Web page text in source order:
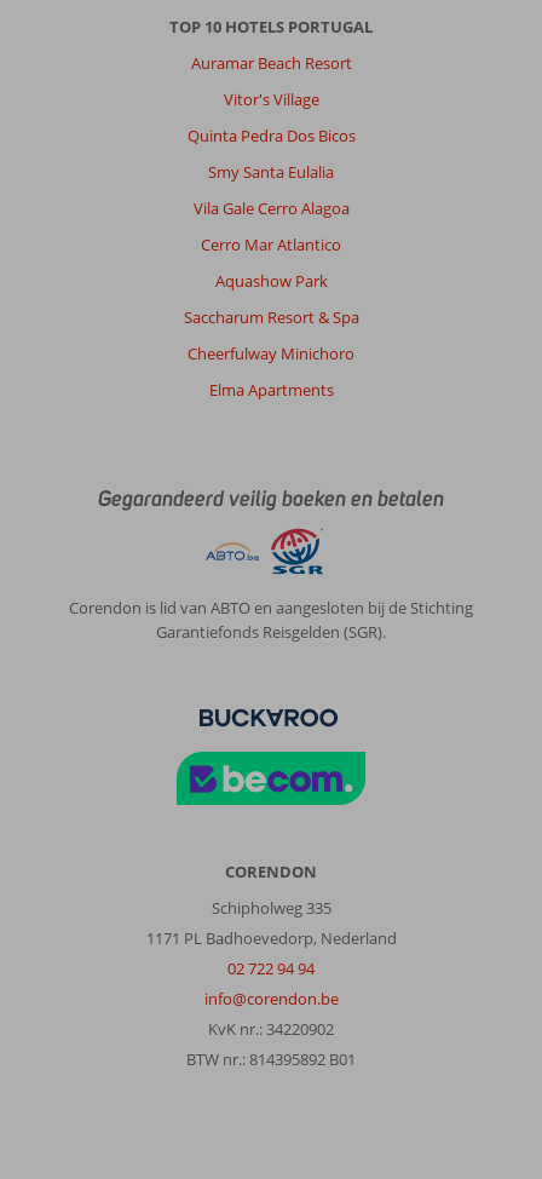
TOP 10 HOTELS PORTUGAL
Auramar Beach Resort
Vitor's Village
Quinta Pedra Dos Bicos
Smy Santa Eulalia
Vila Gale Cerro Alagoa
Cerro Mar Atlantico
Aquashow Park
Saccharum Resort & Spa
Cheerfulway Minichoro
Elma Apartments
Gegarandeerd veilig boeken en betalen
Corendon is lid van ABTO en aangesloten bij de Stichting
Garantiefonds Reisgelden (SGR).
CORENDON
Schipholweg 335
1171 PL Badhoevedorp, Nederland
02 722 94 94
info@corendon.be
KvK nr.: 34220902
BTW nr.: 814395892 B01